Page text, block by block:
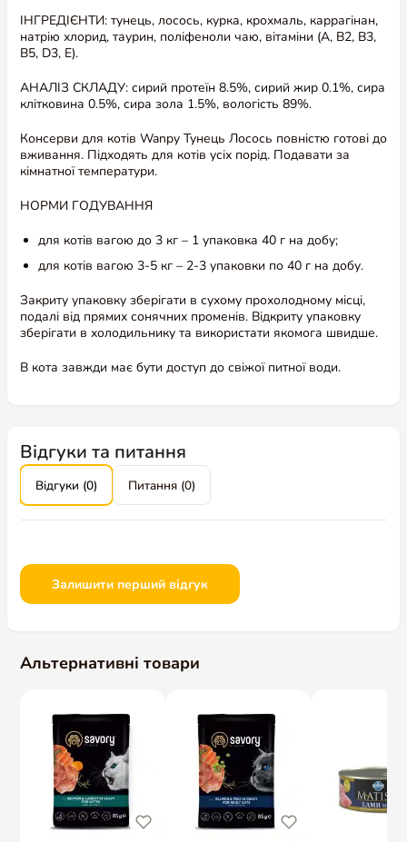
ІНГРЕДІЄНТИ: тунець, лосось, курка, крохмаль, каррагінан,
натрію хлорид, таурин, поліфеноли чаю, вітаміни (A, B2, B3,
B5, D3, E).
АНАЛІЗ СКЛАДУ: сирий протеїн 8.5%, сирий жир 0.1%, сира
клітковина 0.5%, сира зола 1.5%, вологість 89%.
Консерви для котів Wanpy Тунець Лосось повністю готові до
вживання. Підходять для котів усіх порід. Подавати за
кімнатної температури.
НОРМИ ГОДУВАННЯ
для котів вагою до 3 кг – 1 упаковка 40 г на добу;
для котів вагою 3-5 кг – 2-3 упаковки по 40 г на добу.
Закриту упаковку зберігати в сухому прохолодному місці,
подалі від прямих сонячних променів. Відкриту упаковку
зберігати в холодильнику та використати якомога швидше.
В кота завжди має бути доступ до свіжої питної води.
Відгуки та питання
Відгуки (0) Питання (0)
Залишити перший відгук
Альтернативні товари